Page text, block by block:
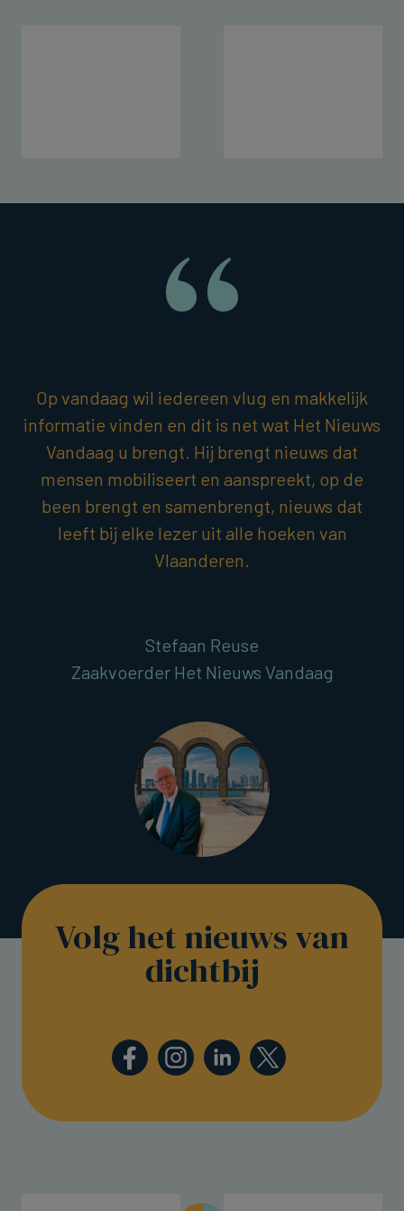
Op vandaag wil iedereen vlug en makkelijk
informatie vinden en dit is net wat Het Nieuws
Vandaag u brengt. Hij brengt nieuws dat
mensen mobiliseert en aanspreekt, op de
been brengt en samenbrengt, nieuws dat
leeft bij elke lezer uit alle hoeken van
Vlaanderen.
Stefaan Reuse
Zaakvoerder Het Nieuws Vandaag
Volg het nieuws van
dichtbij